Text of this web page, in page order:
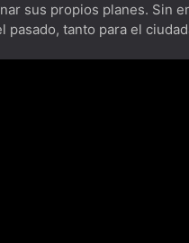
sus propios planes. Sin
tanto para el